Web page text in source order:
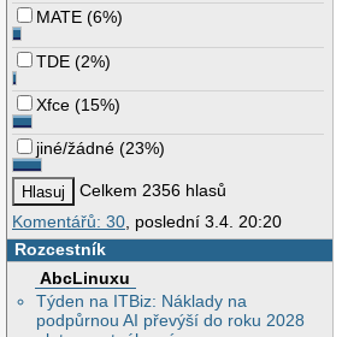
MATE (6%)
TDE (2%)
Xfce (15%)
jiné/žádné (23%)
Celkem 2356 hlasů
Komentářů: 30 , poslední 3.4. 20:20
Rozcestník
AbcLinuxu
Týden na ITBiz: Náklady na
podpůrnou AI převýší do roku 2028